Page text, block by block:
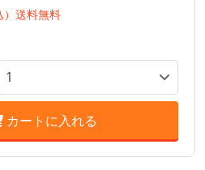
）送料無料
カートに入れる